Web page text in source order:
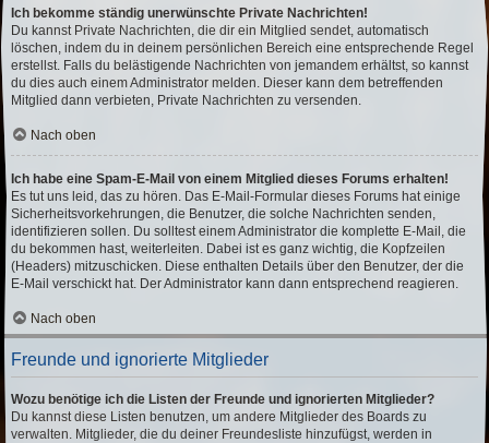
Ich bekomme ständig unerwünschte Private Nachrichten!
Du kannst Private Nachrichten, die dir ein Mitglied sendet, automatisch
löschen, indem du in deinem persönlichen Bereich eine entsprechende Regel
erstellst. Falls du belästigende Nachrichten von jemandem erhältst, so kannst
du dies auch einem Administrator melden. Dieser kann dem betreffenden
Mitglied dann verbieten, Private Nachrichten zu versenden.
Nach oben
Ich habe eine Spam-E-Mail von einem Mitglied dieses Forums erhalten!
Es tut uns leid, das zu hören. Das E-Mail-Formular dieses Forums hat einige
Sicherheitsvorkehrungen, die Benutzer, die solche Nachrichten senden,
identifizieren sollen. Du solltest einem Administrator die komplette E-Mail, die
du bekommen hast, weiterleiten. Dabei ist es ganz wichtig, die Kopfzeilen
(Headers) mitzuschicken. Diese enthalten Details über den Benutzer, der die
E-Mail verschickt hat. Der Administrator kann dann entsprechend reagieren.
Nach oben
Freunde und ignorierte Mitglieder
Wozu benötige ich die Listen der Freunde und ignorierten Mitglieder?
Du kannst diese Listen benutzen, um andere Mitglieder des Boards zu
verwalten. Mitglieder, die du deiner Freundesliste hinzufügst, werden in